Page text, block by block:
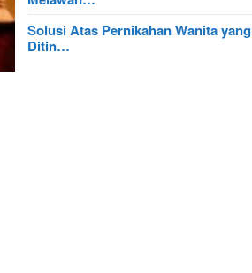
Solusi Atas Pernikahan Wanita yang
Ditin…